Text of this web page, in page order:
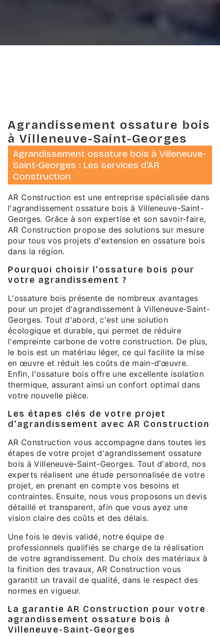
Agrandissement ossature bois
à Villeneuve-Saint-Georges
Agrandissement ossature bois à Villeneuve-
Saint-Georges : Les services d'AR
Construction
AR Construction est une entreprise spécialisée dans
l'agrandissement ossature bois à Villeneuve-Saint-
Georges. Grâce à son expertise et son savoir-faire,
AR Construction propose des solutions sur mesure
pour tous vos projets d'extension en ossature bois
dans la région.
Pourquoi choisir l'ossature bois pour
votre agrandissement ?
L'ossature bois présente de nombreux avantages
pour un projet d'agrandissement à Villeneuve-Saint-
Georges. Tout d'abord, c'est une solution
écologique et durable, qui permet de réduire
l'empreinte carbone de votre construction. De plus,
le bois est un matériau léger, ce qui facilite la mise
en œuvre et réduit les coûts de main-d'œuvre.
Enfin, l'ossature bois offre une excellente isolation
thermique, assurant ainsi un confort optimal dans
votre nouvelle pièce.
Les étapes clés de votre projet
d'agrandissement avec AR Construction
AR Construction vous accompagne dans toutes les
étapes de votre projet d'agrandissement ossature
bois à Villeneuve-Saint-Georges. Tout d'abord, nos
experts réalisent une étude personnalisée de votre
projet, en prenant en compte vos besoins et
contraintes. Ensuite, nous vous proposons un devis
détaillé et transparent, afin que vous ayez une
vision claire des coûts et des délais.
Une fois le devis validé, notre équipe de
professionnels qualifiés se charge de la réalisation
de votre agrandissement. Du choix des matériaux à
la finition des travaux, AR Construction vous
garantit un travail de qualité, dans le respect des
normes en vigueur.
La garantie AR Construction pour votre
agrandissement ossature bois à
Villeneuve-Saint-Georges